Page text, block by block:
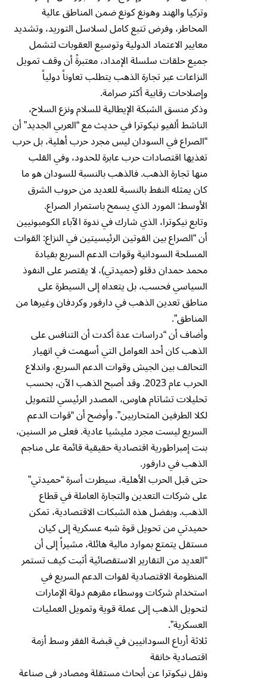
وتركيا والهند وهونغ كونغ ضمن المناطق عالية
المخاطر، وفرض تتبع كامل لسلاسل التوريد، وتشديد
معايير الاعتماد الدولية وتوسيع العقوبات لتشمل
جميع حلقات سلسلة الإمداد، معتبرةً أن وقف تمويل
النزاعات عبر تجارة الذهب يتطلب تعاوناً دولياً
وإصلاحات رقابية أكثر صرامة.
وذكر منسق الشبكة الإيطالية للسلام ونزع السلاح،
الناشط ألفيو نيكوترا في حديث مع “العربي الجديد” أن
“الصراع في السودان ليس مجرد حرب أهلية، بل حرب
تغذيها اقتصادات حرب عابرة للحدود، وفي القلب
منها تجارة الذهب. فالذهب بالنسبة للسودان هو ما
كان يمثله النفط بالنسبة للعديد من حروب الشرق
الأوسط: المورد الذي يسمح باستمرار الصراع.
وتابع نيكوترا، الذي شارك في ندوة الآباء الكومبونيين
أن “الصراع بين القوتين الرئيسيتين في النزاع: القوات
المسلحة السودانية وقوات الدعم السريع بقيادة
محمد حمدان دقلو (حميدتي)، لا يقتصر على النفوذ
السياسي فحسب، بل يتعداه إلى السيطرة على
مناطق تعدين الذهب في دارفور وكردفان وغيرها من
المناطق”.
وأضاف أن “دراسات عدة أكدت أن التنافس على
الذهب كان أحد العوامل التي أسهمت في انهيار
التحالف بين الجيش وقوات الدعم السريع، واندلاع
الحرب عام 2023. وقد أصبح الذهب الآن، بحسب
تحليلات تشاتام هاوس، المصدر الرئيسي للتمويل
لكلا الطرفين المتحاربين”. وأوضح أن “قوات الدعم
السريع ليست مجرد مليشيا عادية. فعلى مر السنين،
بنت إمبراطورية اقتصادية حقيقية قائمة على مناجم
الذهب في دارفور.
حتى قبل الحرب الأهلية، سيطرت أسرة “حميدتي”
على شركات التعدين والتجارة العاملة في قطاع
الذهب. وبفضل هذه الشبكات الاقتصادية، تمكن
حميدتي من تحويل قوة شبه عسكرية إلى كيان
مستقل يتمتع بموارد مالية هائلة، مشيراً إلى أن
“العديد من التقارير الاستقصائية أثبت كيف تستمر
المنظومة الاقتصادية لقوات الدعم السريع في
استخدام شركات ووسطاء مقرهم دولة الإمارات
لتحويل الذهب إلى عملة قوية وتمويل العمليات
العسكرية”.
ثلاثة أرباع السودانيين في قبضة الفقر وسط أزمة
اقتصادية خانقة
ونقل نيكوترا عن أبحاث مستقلة ومصادر في صناعة